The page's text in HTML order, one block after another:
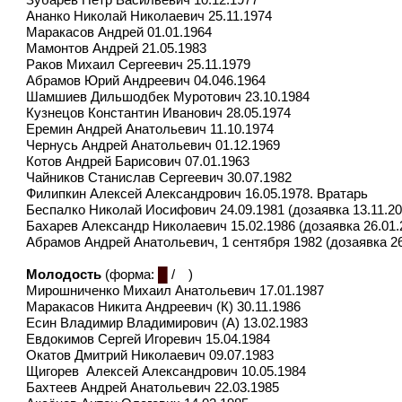
Ананко Николай Николаевич 25.11.1974
Маракасов Андрей 01.01.1964
Мамонтов Андрей 21.05.1983
Раков Михаил Сергеевич 25.11.1979
Абрамов Юрий Андреевич 04.046.1964
Шамшиев Дильшодбек Муротович 23.10.1984
Кузнецов Константин Иванович 28.05.1974
Еремин Андрей Анатольевич 11.10.1974
Чернусь Андрей Анатольевич 01.12.1969
Котов Андрей Барисович 07.01.1963
Чайников Станислав Сергеевич 30.07.1982
Филипкин Алексей Александрович 16.05.1978. Вратарь
Беспалко Николай Иосифович 24.09.1981 (дозаявка
Бахарев Александр Николаевич 15.02.1986 (дозаявка
Абрамов Андрей Анатольевич, 1 сентября 1982 (дозаявка
Молодость (форма: / █)
Мирошниченко Михаил Анатольевич 17.01.1987
Маракасов Никита Андреевич (К) 30.11.1986
Есин Владимир Владимирович (А) 13.02.1983
Евдокимов Сергей Игоревич 15.04.1984
Окатов Дмитрий Николаевич 09.07.1983
Щигорев Алексей Александрович 10.05.1984
Бахтеев Андрей Анатольевич 22.03.1985